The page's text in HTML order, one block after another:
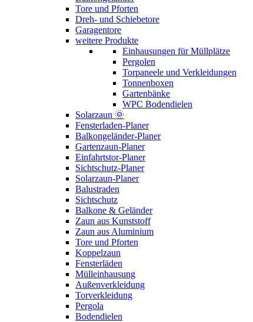
Tore und Pforten
Dreh- und Schiebetore
Garagentore
weitere Produkte
Einhausungen für Müllplätze
Pergolen
Torpaneele und Verkleidungen
Tonnenboxen
Gartenbänke
WPC Bodendielen
Solarzaun 🌞
Fensterladen-Planer
Balkongeländer-Planer
Gartenzaun-Planer
Einfahrtstor-Planer
Sichtschutz-Planer
Solarzaun-Planer
Balustraden
Sichtschutz
Balkone & Geländer
Zaun aus Kunststoff
Zaun aus Aluminium
Tore und Pforten
Koppelzaun
Fensterläden
Mülleinhausung
Außenverkleidung
Torverkleidung
Pergola
Bodendielen